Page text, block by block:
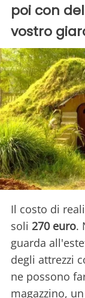
poi con
vostro
Il costo di
soli 270 euro.
guarda
degli attrezzi
ne possono
magazzino,